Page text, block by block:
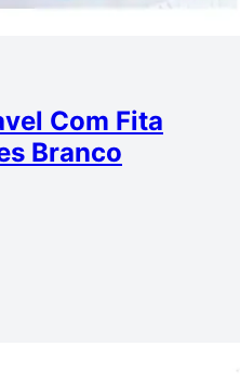
Com Fita
Branco